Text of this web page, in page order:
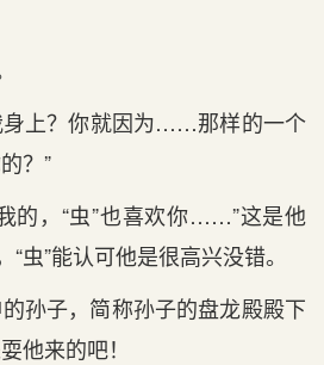
身上？你就因为……那样的一个
？”
的，“虫”也喜欢你……”这是他
“虫”能认可他是很高兴没错。
孙子，简称孙子的盘龙殿殿下
他来的吧！